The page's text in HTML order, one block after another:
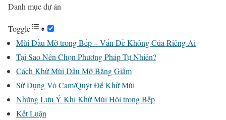
Danh mục dự án
Toggle
Mùi Dầu Mỡ trong Bếp – Vấn Đề Không Của Riêng Ai
Tại Sao Nên Chọn Phương Pháp Tự Nhiên?
Cách Khử Mùi Dầu Mỡ Bằng Giấm
Sử Dụng Vỏ Cam/Quýt Để Khử Mùi
Những Lưu Ý Khi Khử Mùi Hôi trong Bếp
Kết Luận